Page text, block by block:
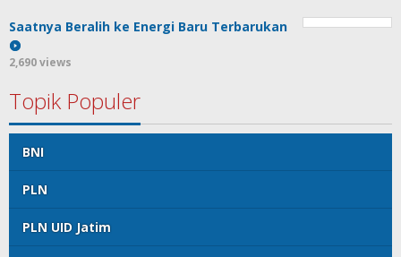
Saatnya Beralih ke Energi Baru Terbarukan
2,690 views
Topik Populer
BNI
PLN
PLN UID Jatim